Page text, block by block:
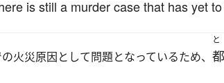
is still a murder case that has yet
火災原因として問題となっているため、
と
都